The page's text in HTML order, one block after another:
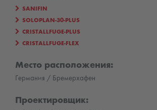
SANIFIN
SOLOPLAN-30-PLUS
CRISTALLFUGE-PLUS
CRISTALLFUGE-FLEX
Место расположения:
Германия / Бремерхафен
Проектировщик: